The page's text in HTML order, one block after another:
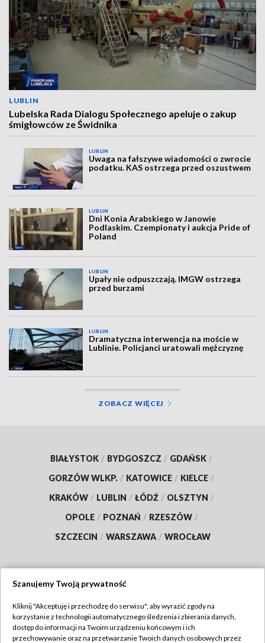
LUBLIN
Lubelska Rada Dialogu Społecznego apeluje o zakup
śmigłowców ze Świdnika
LUBLIN
Uwaga na fałszywe wiadomości o zwrocie
podatku. KAS ostrzega przed oszustwem
LUBLIN
Dni Konia Arabskiego w Janowie
Podlaskim. Czempionaty i aukcja Pride of
Poland
LUBLIN
Upały nie odpuszczają. IMGW ostrzega
przed burzami
LUBLIN
Dramatyczna interwencja na moście w
Lublinie. Policjanci uratowali mężczyznę
ZOBACZ WIĘCEJ
BIAŁYSTOK / BYDGOSZCZ / GDAŃSK /
GORZÓW WLKP. / KATOWICE / KIELCE /
KRAKÓW / LUBLIN / ŁÓDŹ / OLSZTYN /
OPOLE / POZNAŃ / RZESZÓW /
SZCZECIN / WARSZAWA / WROCŁAW
TVP
Abonament TVP
Szanujemy Twoją prywatność
Kliknij "Akceptuję i przechodzę do serwisu", aby wyrazić zgody na
korzystanie z technologii automatycznego śledzenia i zbierania danych,
dostęp do informacji na Twoim urządzeniu końcowym i ich
przechowywanie oraz na przetwarzanie Twoich danych osobowych przez